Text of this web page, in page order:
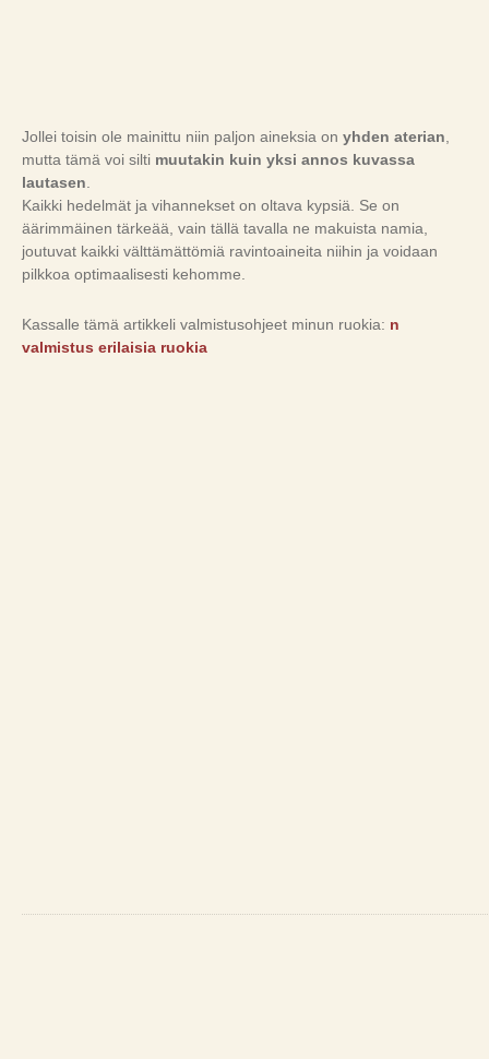
Jollei toisin ole mainittu niin paljon aineksia on yhden aterian
mutta tämä voi silti muutakin kuin yksi annos kuvassa
lautasen
Kaikki hedelmät ja vihannekset on oltava kypsiä. Se on
äärimmäinen tärkeää, vain tällä tavalla ne makuista namia,
joutuvat kaikki välttämättömiä ravintoaineita niihin ja voidaan
pilkkoa optimaalisesti kehomme.
Kassalle tämä artikkeli valmistusohjeet minun ruokia: n
valmistus erilaisia ruokia